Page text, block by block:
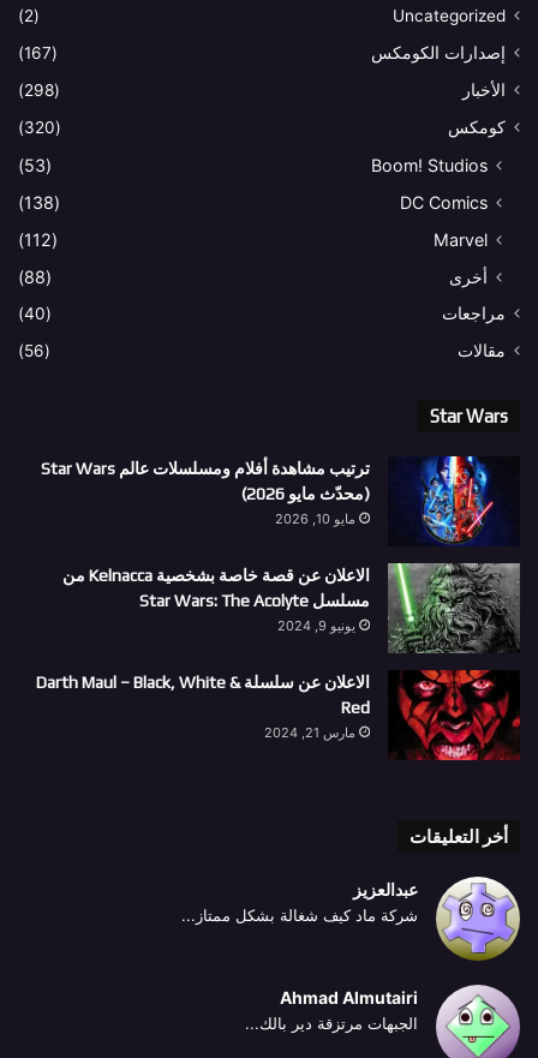
Uncategorized
(2)
إصدارات الكومكس
(167)
الأخبار
(298)
كومكس
(320)
Boom! Studios
(53)
DC Comics
(138)
Marvel
(112)
أخرى
(88)
مراجعات
(40)
مقالات
(56)
Star Wars
ترتيب مشاهدة أفلام ومسلسلات عالم Star Wars
(محدّث مايو 2026)
مايو 10, 2026
الاعلان عن قصة خاصة بشخصية Kelnacca من
مسلسل Star Wars: The Acolyte
يونيو 9, 2024
الاعلان عن سلسلة Darth Maul – Black, White &
Red
مارس 21, 2024
أخر التعليقات
عبدالعزيز
شركة ماد كيف شغالة بشكل ممتاز...
Ahmad Almutairi
الجبهات مرتزقة دير بالك...